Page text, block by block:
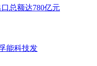
总额达780亿元
能科技发